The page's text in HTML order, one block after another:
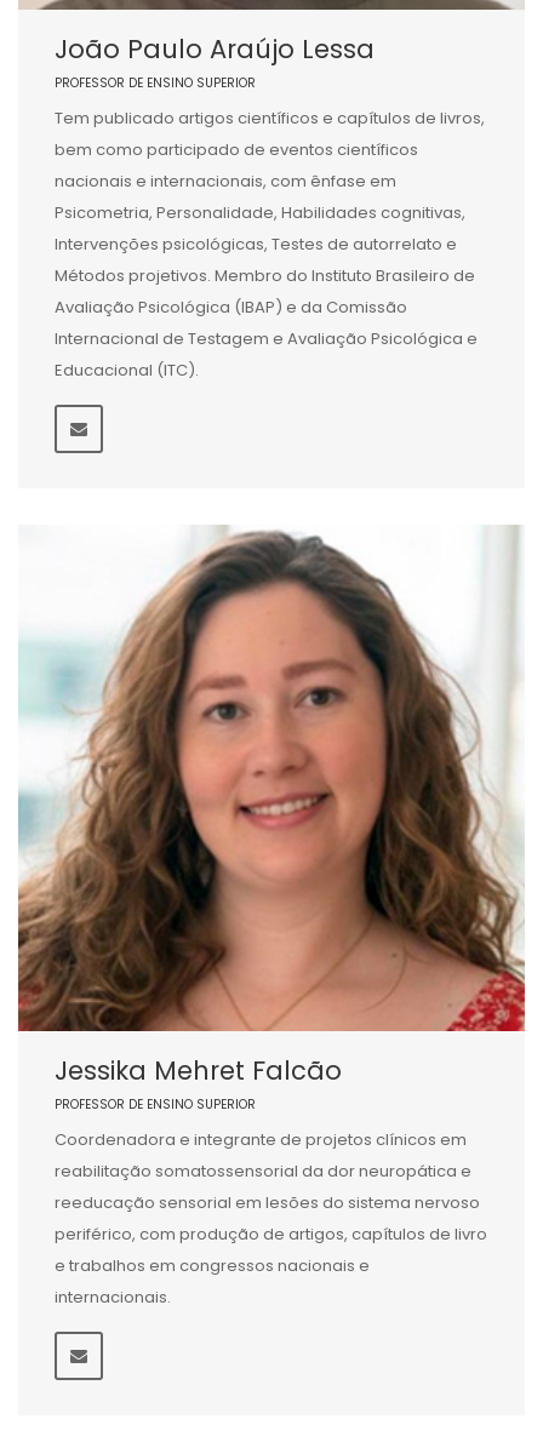
João Paulo Araújo Lessa
PROFESSOR DE ENSINO SUPERIOR
Tem publicado artigos científicos e capítulos de livros,
bem como participado de eventos científicos
nacionais e internacionais, com ênfase em
Psicometria, Personalidade, Habilidades cognitivas,
Intervenções psicológicas, Testes de autorrelato e
Métodos projetivos. Membro do Instituto Brasileiro de
Avaliação Psicológica (IBAP) e da Comissão
Internacional de Testagem e Avaliação Psicológica e
Educacional (ITC).
Jessika Mehret Falcão
PROFESSOR DE ENSINO SUPERIOR
Coordenadora e integrante de projetos clínicos em
reabilitação somatossensorial da dor neuropática e
reeducação sensorial em lesões do sistema nervoso
periférico, com produção de artigos, capítulos de livro
e trabalhos em congressos nacionais e
internacionais.